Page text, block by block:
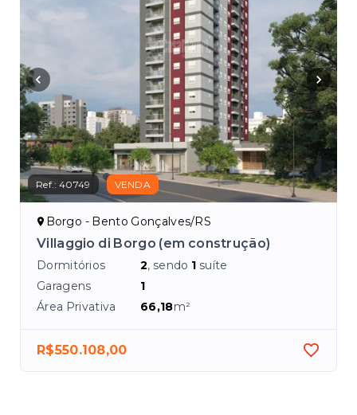
Ref.:40749 VENDA
Borgo - Bento Gonçalves/RS
Villaggio di Borgo (em construção)
Dormitórios 2, sendo 1 suíte
Garagens
1
Área Privativa
66,18m²
R$550.108,00